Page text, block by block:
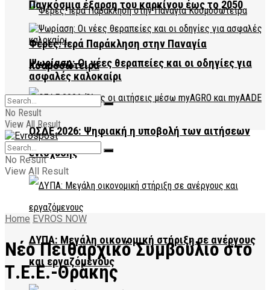
Φέρες: Ιερά Παράκληση στην Παναγία
Κοσμοσώτειρα
ΟΣΔΕ 2026: Ψηφιακή η υποβολή των αιτήσεων
ενίσχυσης
ΔΥΠΑ: Μεγάλη οικονομική στήριξη σε ανέργους
και εργαζόμενους
Παγκόσμια έξαρση του καρκίνου έως το 2050
Ψωρίαση: Οι νέες θεραπείες και οι οδηγίες για
ασφαλές καλοκαίρι
No Result
View All Result
No Result
View All Result
Home EVROS NOW
Νέο Πειθαρχικό Συμβούλιο στο
Τ.Ε.Ε.-Θράκης